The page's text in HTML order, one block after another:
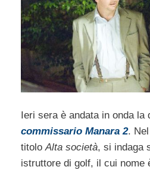
Ieri sera è andata in onda la
commissario Manara 2.
titoloAlta società, si indaga
istruttore di golf, il cui nome